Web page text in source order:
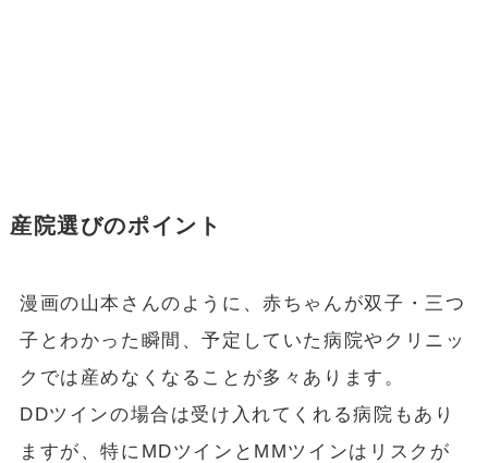
産院選びのポイント
漫画の山本さんのように、赤ちゃんが双子・三つ
子とわかった瞬間、予定していた病院やクリニッ
クでは産めなくなることが多々あります。
DDツインの場合は受け入れてくれる病院もあり
ますが、特にMDツインとMMツインはリスクが